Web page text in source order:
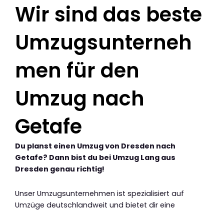
Wir sind das beste
Umzugsunterneh
men für den
Umzug nach
Getafe
Du planst einen Umzug von Dresden nach
Getafe? Dann bist du bei Umzug Lang aus
Dresden genau richtig!
Unser Umzugsunternehmen ist spezialisiert auf
Umzüge deutschlandweit und bietet dir eine